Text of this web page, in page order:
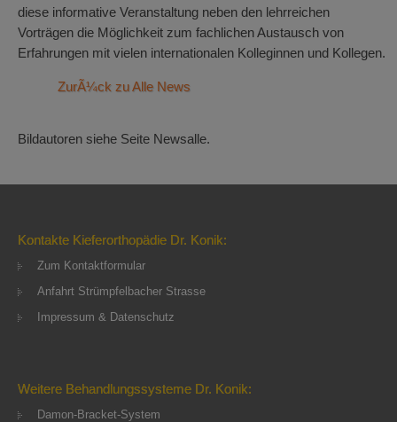
diese informative Veranstaltung neben den lehrreichen
Vorträgen die Möglichkeit zum fachlichen Austausch von
Erfahrungen mit vielen internationalen Kolleginnen und Kollegen.
ZurÃ¼ck zu Alle News
Bildautoren siehe Seite Newsalle.
Kontakte Kieferorthopädie Dr. Konik:
Zum Kontaktformular
Anfahrt Strümpfelbacher Strasse
Impressum & Datenschutz
Weitere Behandlungssysteme Dr. Konik:
Damon-Bracket-System